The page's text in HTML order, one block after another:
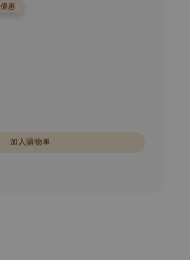
優惠
加入購物車